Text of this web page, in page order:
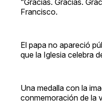
Francisco.
El papa no apareció
que la Iglesia celebra
Una medalla con la
conmemoración de la